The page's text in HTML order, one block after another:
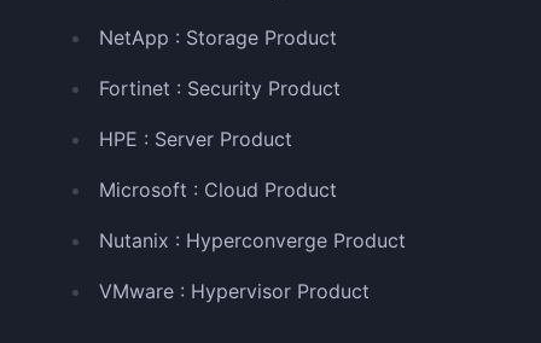
NetApp : Storage Product
Fortinet : Security Product
HPE : Server Product
Microsoft : Cloud Product
Nutanix : Hyperconverge Product
VMware : Hypervisor Product